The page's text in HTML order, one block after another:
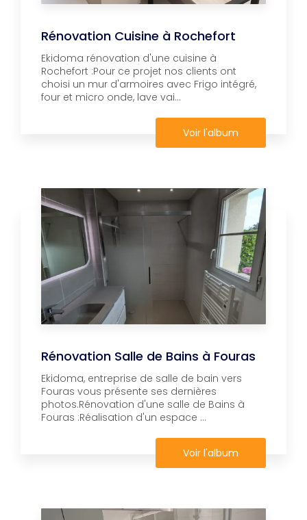
Rénovation Cuisine à Rochefort
Ekidoma rénovation d'une cuisine à
Rochefort :Pour ce projet nos clients ont
choisi un mur d'armoires avec Frigo intégré,
four et micro onde, lave vai...
Voir l'album
Rénovation Salle de Bains à Fouras
Ekidoma, entreprise de salle de bain vers
Fouras vous présente ses dernières
photos.Rénovation d'une salle de Bains à
Fouras :Réalisation d'un espace ...
Voir l'album